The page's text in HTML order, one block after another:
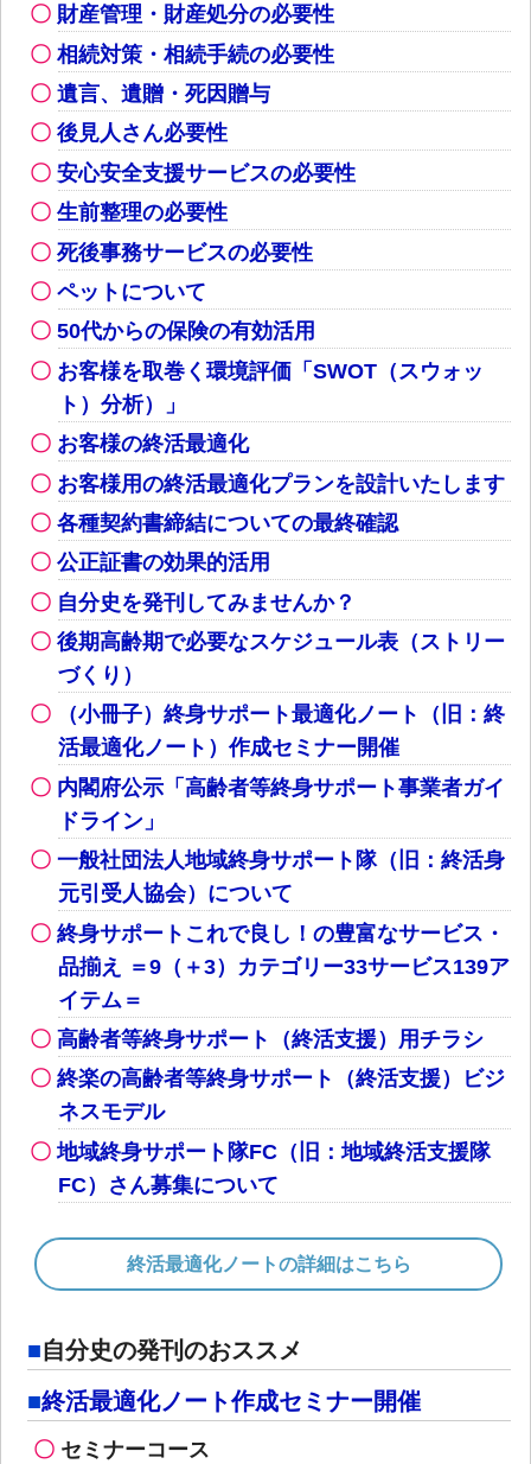
財産管理・財産処分の必要性
相続対策・相続手続の必要性
遺言、遺贈・死因贈与
後見人さん必要性
安心安全支援サービスの必要性
生前整理の必要性
死後事務サービスの必要性
ペットについて
50代からの保険の有効活用
お客様を取巻く環境評価「SWOT（スウォッ
ト）分析）」
お客様の終活最適化
お客様用の終活最適化プランを設計いたします
各種契約書締結についての最終確認
公正証書の効果的活用
自分史を発刊してみませんか？
後期高齢期で必要なスケジュール表（ストリー
づくり）
（小冊子）終身サポート最適化ノート（旧：終
活最適化ノート）作成セミナー開催
内閣府公示「高齢者等終身サポート事業者ガイ
ドライン」
一般社団法人地域終身サポート隊（旧：終活身
元引受人協会）について
終身サポートこれで良し！の豊富なサービス・
品揃え ＝9（＋3）カテゴリー33サービス139ア
イテム＝
高齢者等終身サポート（終活支援）用チラシ
終楽の高齢者等終身サポート（終活支援）ビジ
ネスモデル
地域終身サポート隊FC（旧：地域終活支援隊
FC）さん募集について
終活最適化ノートの詳細はこちら
自分史の発刊のおススメ
終活最適化ノート作成セミナー開催
セミナーコース